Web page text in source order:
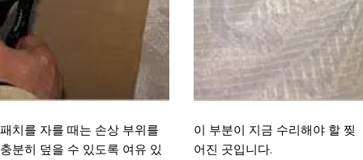
패치를 자를 때는 손상 부위를
충분히 덮을 수 있도록 여유 있
이 부분이 지금 수리해야 할 찢
어진 곳입니다.